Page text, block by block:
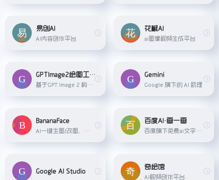
易创AI
AI内容创作平台
花椒AI
ai图像视频生成平台
GPTImage2绘图工具
基于GPT Image 2 构建的在线绘图平台
Gemini
Google 旗下的 AI 助理
BananaFace
AI一键生图/改图，给予 Banana AI 开发
百度AI•画一画
百度旗下免费ai文字传图片平台
Google AI Studio
奇绘馆
AI视频创作平台